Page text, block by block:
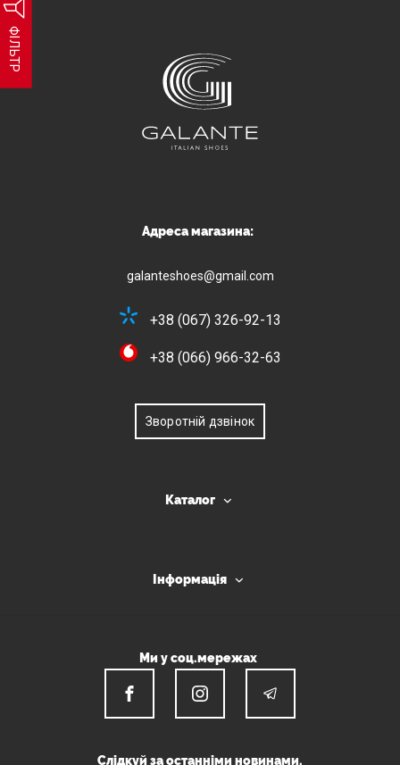
ФІЛЬТР
Адреса магазина:
galanteshoes@gmail.com
+38 (067) 326-92-13
+38 (066) 966-32-63
Зворотній дзвінок
Каталог
Інформація
Ми у соц.мережах
Слідкуй за останніми новинами.